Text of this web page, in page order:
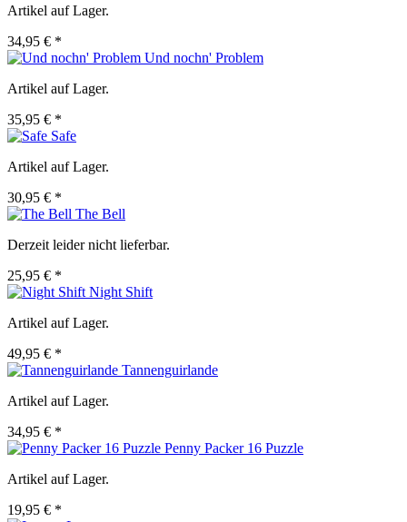
Artikel auf Lager.
34,95 € *
Und nochn' Problem
Artikel auf Lager.
35,95 € *
Safe
Artikel auf Lager.
30,95 € *
The Bell
Derzeit leider nicht lieferbar.
25,95 € *
Night Shift
Artikel auf Lager.
49,95 € *
Tannenguirlande
Artikel auf Lager.
34,95 € *
Penny Packer 16 Puzzle
Artikel auf Lager.
19,95 € *